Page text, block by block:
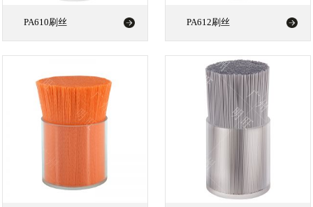
PA610刷丝 PA612刷丝